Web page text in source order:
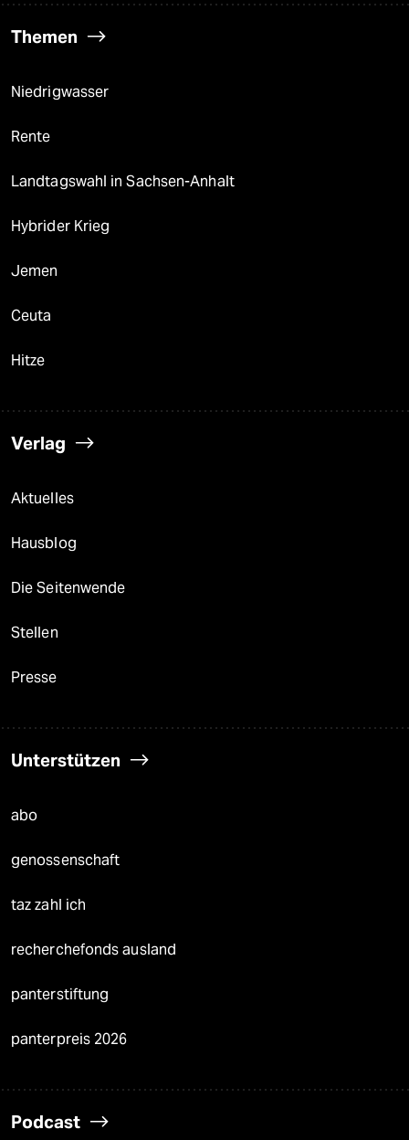
Themen
Niedrigwasser
Rente
Landtagswahl in Sachsen-Anhalt
Hybrider Krieg
Jemen
Ceuta
Hitze
Verlag
Aktuelles
Hausblog
Die Seitenwende
Stellen
Presse
Unterstützen
abo
genossenschaft
taz zahl ich
recherchefonds ausland
panterstiftung
panterpreis 2026
Podcast